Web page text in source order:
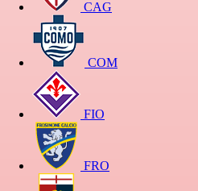
CAG
COM
FIO
FRO